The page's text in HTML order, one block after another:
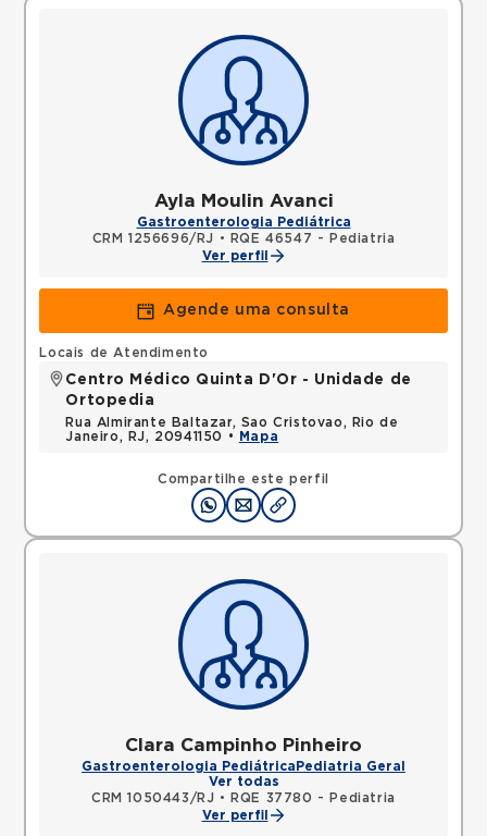
Ayla Moulin Avanci
Gastroenterologia Pediátrica
CRM 1256696/RJ •
RQE 46547 - Pediatria
Ver perfil
Agende uma consulta
Compartilhe este perfil
Locais de Atendimento
Centro Médico Quinta D'Or - Unidade de
Ortopedia
Rua Almirante Baltazar, Sao Cristovao, Rio de
Janeiro, RJ, 20941150 •
Mapa
Clara Campinho Pinheiro
Gastroenterologia Pediátrica Pediatria Geral
Ver todas
CRM 1050443/RJ •
RQE 37780 - Pediatria
Ver perfil